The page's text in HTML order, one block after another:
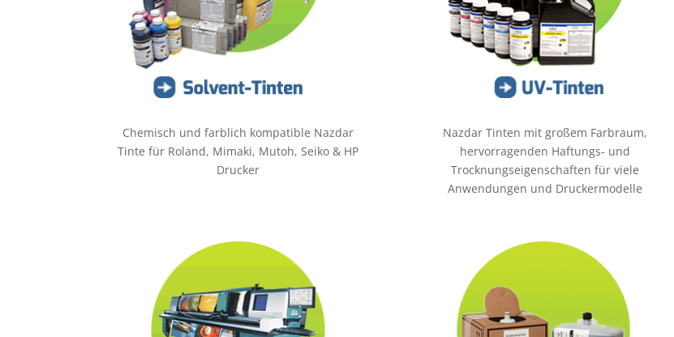
Chemisch und farblich kompatible Nazdar
Tinte für Roland, Mimaki, Mutoh, Seiko & HP
Drucker
Nazdar Tinten mit großem Farbraum,
hervorragenden Haftungs- und
Trocknungseigenschaften für viele
Anwendungen und Druckermodelle